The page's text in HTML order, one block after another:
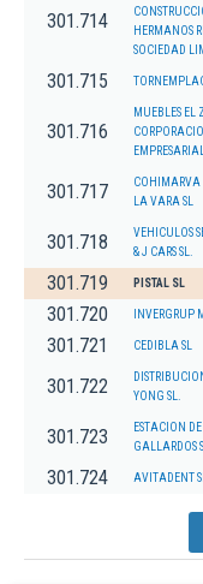
301.714
HERMANOS
SOCIEDAD
301.715 TORNEMPLAC
301.716
MUEBLES EL
EMPRESARIAL
301.717
COHIMARVA
LA VARA SL
301.718
VEHICULOS
& J CARS SL.
301.719 PISTAL SL
301.720 INVERGRUP
301.721 CEDIBLA SL
301.722
YONG SL.
301.723
ESTACION
GALLARDOS SL
301.724 AVITADENT